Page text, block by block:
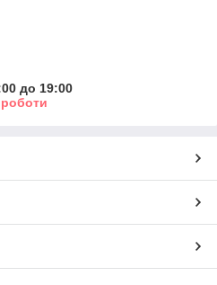
до 19:00